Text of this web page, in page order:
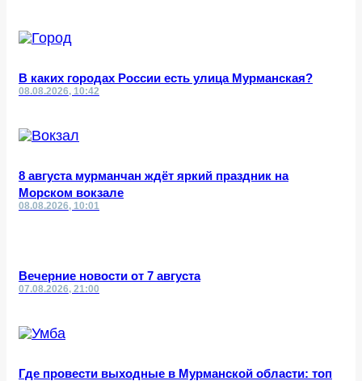
В каких городах России есть улица Мурманская?
08.08.2026, 10:42
8 августа мурманчан ждёт яркий праздник на
Морском вокзале
08.08.2026, 10:01
Вечерние новости от 7 августа
07.08.2026, 21:00
Где провести выходные в Мурманской области: топ